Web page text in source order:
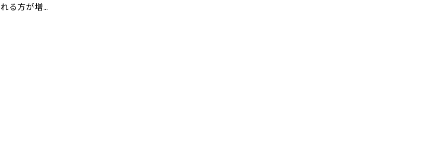
れる方が増…